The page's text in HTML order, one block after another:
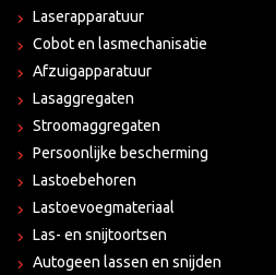
Laserapparatuur
Cobot en lasmechanisatie
Afzuigapparatuur
Lasaggregaten
Stroomaggregaten
Persoonlijke bescherming
Lastoebehoren
Lastoevoegmateriaal
Las- en snijtoortsen
Autogeen lassen en snijden